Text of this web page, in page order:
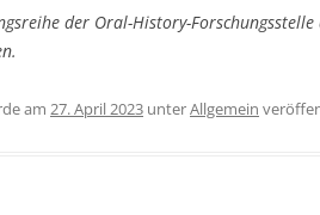
der Oral-History-
am 27. April 2023 unterAllgemein